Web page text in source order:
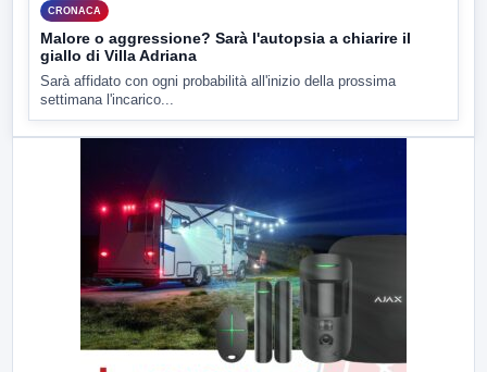
CRONACA
Malore o aggressione? Sarà l'autopsia a chiarire il
giallo di Villa Adriana
Sarà affidato con ogni probabilità all'inizio della prossima
settimana l'incarico...